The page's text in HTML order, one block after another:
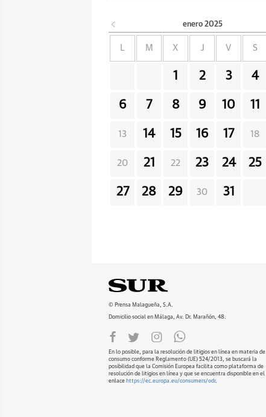
enero 2025
L M X J V S
1 2 3 4
6 7 8 9 10 11
13 14 15 16 17 18
20 21 22 23 24 25
27 28 29 30 31
© Prensa Malagueña, S.A.
Domicilio social en Málaga, Av. Dr. Marañón, 48.
En lo posible, para la resolución de litigios en línea en materia de
consumo conforme Reglamento (UE) 524/2013, se buscará la
posibilidad que la Comisión Europea facilita como plataforma de
resolución de litigios en línea y que se encuentra disponible en el
enlace https://ec.europa.eu/consumers/odr.